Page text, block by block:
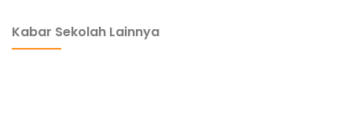
Kabar Sekolah Lainnya